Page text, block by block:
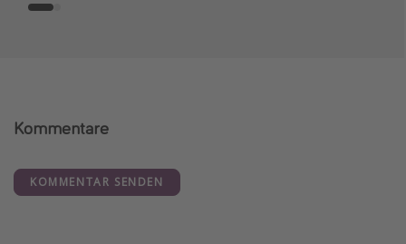
Kommentare
KOMMENTAR SENDEN